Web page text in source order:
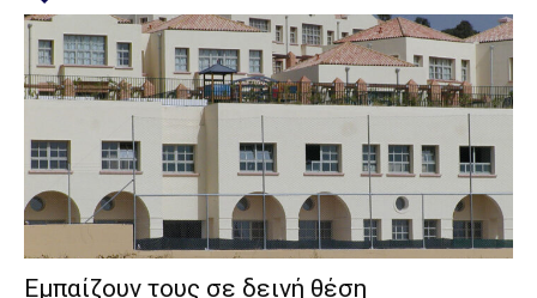
Εμπαίζουν τους σε δεινή θέση